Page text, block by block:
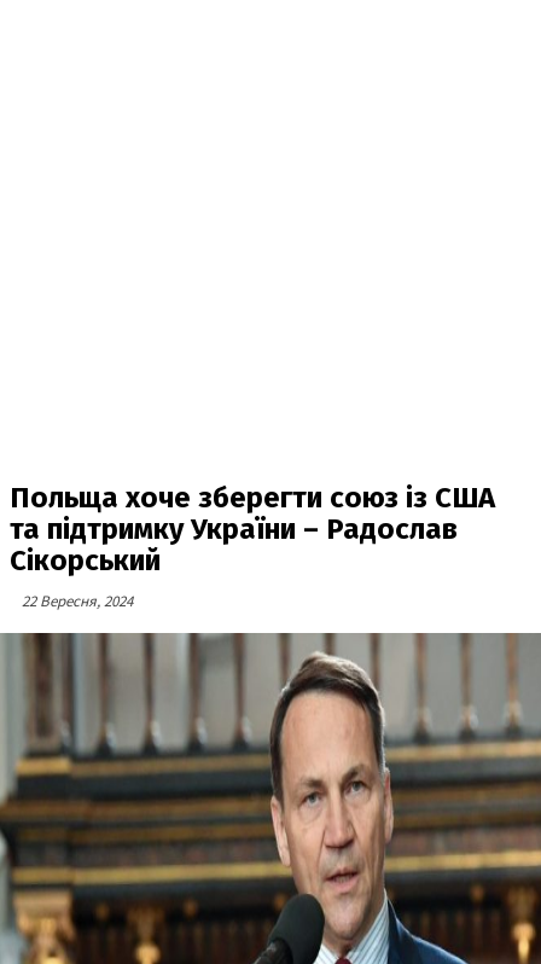
Польща хоче зберегти союз із США
та підтримку України – Радослав
Сікорський
22 Вересня, 2024